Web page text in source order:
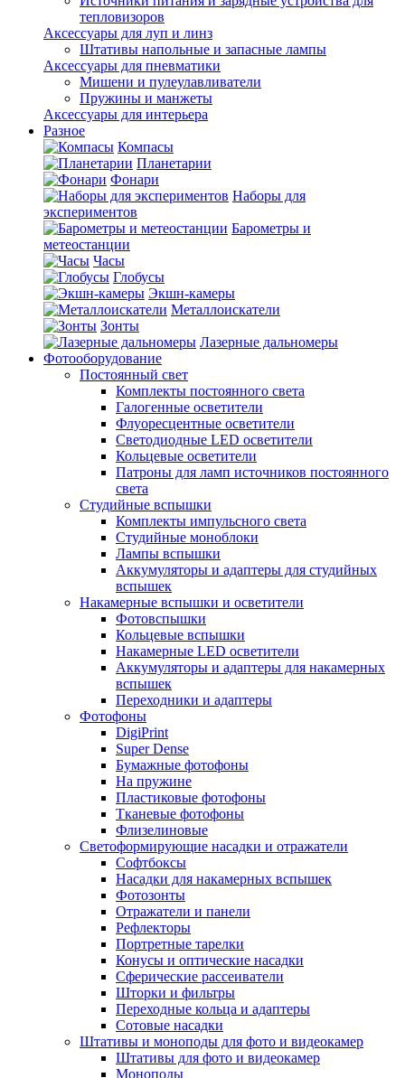
тепловизоров
Аксессуары для луп и линз
Штативы напольные и запасные лампы
Аксессуары для пневматики
Мишени и пулеулавливатели
Пружины и манжеты
Аксессуары для интерьера
Разное
Компасы
Планетарии
Фонари
Наборы для
экспериментов
Барометры и
метеостанции
Часы
Глобусы
Экшн-камеры
Металлоискатели
Зонты
Лазерные дальномеры
Фотооборудование
Постоянный свет
Комплекты постоянного света
Галогенные осветители
Флуоресцентные осветители
Светодиодные LED осветители
Кольцевые осветители
Патроны для ламп источников постоянного
света
Студийные вспышки
Комплекты импульсного света
Студийные моноблоки
Лампы вспышки
Аккумуляторы и адаптеры для студийных
вспышек
Накамерные вспышки и осветители
Фотовспышки
Кольцевые вспышки
Накамерные LED осветители
Аккумуляторы и адаптеры для накамерных
вспышек
Переходники и адаптеры
Фотофоны
DigiPrint
Super Dense
Бумажные фотофоны
На пружине
Пластиковые фотофоны
Тканевые фотофоны
Флизелиновые
Светоформирующие насадки и отражатели
Софтбоксы
Насадки для накамерных вспышек
Фотозонты
Отражатели и панели
Рефлекторы
Портретные тарелки
Конусы и оптические насадки
Сферические рассеиватели
Шторки и фильтры
Переходные кольца и адаптеры
Сотовые насадки
Штативы и моноподы для фото и видеокамер
Штативы для фото и видеокамер
Моноподы